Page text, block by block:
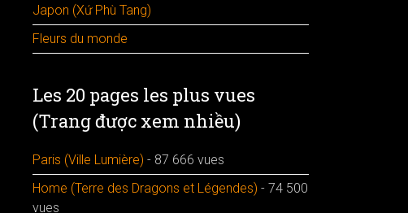
Japon (Xứ Phù Tang)
Fleurs du monde
Les 20 pages les plus vues
(Trang được xem nhiều)
Paris (Ville Lumière) - 87 666 vues
Home (Terre des Dragons et Légendes) - 74 500
vues